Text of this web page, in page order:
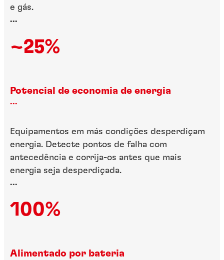
e gás.
...
~25%
Potencial de economia de energia
...
Equipamentos em más condições desperdiçam
energia. Detecte pontos de falha com
antecedência e corrija-os antes que mais
energia seja desperdiçada.
...
100%
Alimentado por bateria